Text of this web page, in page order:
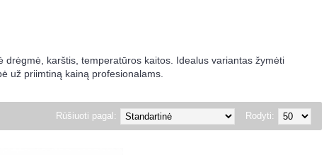
karštis, temperatūros kaitos. Idealus variantas žymėti
už priimtiną kainą profesionalams.
Rodyti:
Rūšiuoti pagal: